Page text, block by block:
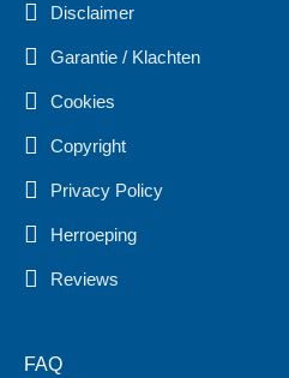
Disclaimer
Garantie / Klachten
Cookies
Copyright
Privacy Policy
Herroeping
Reviews
FAQ